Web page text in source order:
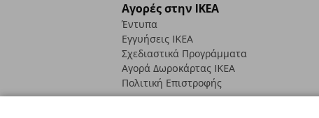
Αγορές στην IKEA
Έντυπα
Εγγυήσεις IKEA
Σχεδιαστικά Προγράμματα
Αγορά Δωρoκάρτας IKEA
Πολιτική Επιστροφής